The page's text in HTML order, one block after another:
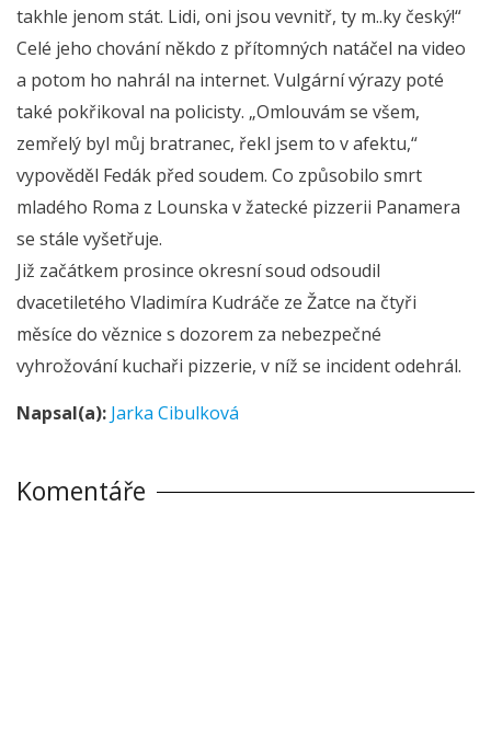
takhle jenom stát. Lidi, oni jsou vevnitř, ty m..ky český!“
Celé jeho chování někdo z přítomných natáčel na video
a potom ho nahrál na internet. Vulgární výrazy poté
také pokřikoval na policisty. „Omlouvám se všem,
zemřelý byl můj bratranec, řekl jsem to v afektu,“
vypověděl Fedák před soudem. Co způsobilo smrt
mladého Roma z Lounska v žatecké pizzerii Panamera
se stále vyšetřuje.
Již začátkem prosince okresní soud odsoudil
dvacetiletého Vladimíra Kudráče ze Žatce na čtyři
měsíce do věznice s dozorem za nebezpečné
vyhrožování kuchaři pizzerie, v níž se incident odehrál.
Napsal(a): Jarka Cibulková
Komentáře